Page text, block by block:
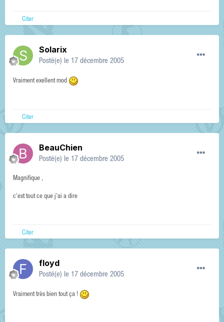
Citer
Solarix
Posté(e) le 17 décembre 2005
Vraiment exellent mod
Citer
BeauChien
Posté(e) le 17 décembre 2005
Magnifique ,
c'est tout ce que j'ai a dire
Citer
floyd
Posté(e) le 17 décembre 2005
Vraiment très bien tout ça !